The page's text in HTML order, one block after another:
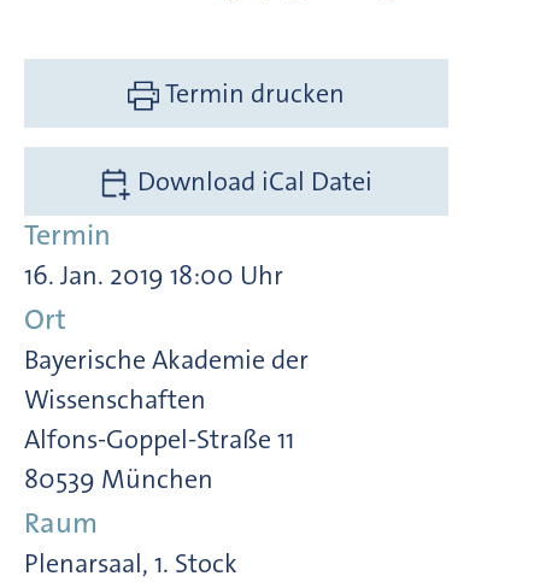
Termin drucken
Download iCal Datei
Termin
16. Jan. 2019 18:00 Uhr
Ort
Bayerische Akademie der
Wissenschaften
Alfons-Goppel-Straße 11
80539 München
Raum
Plenarsaal, 1. Stock